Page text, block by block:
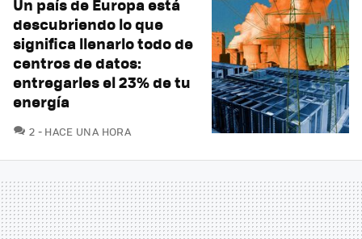
Un país de Europa está
descubriendo lo que
significa llenarlo todo de
centros de datos:
entregarles el 23% de tu
energía
2 COMENTARIOS
HACE UNA HORA